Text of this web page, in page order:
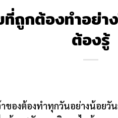
ที่ถูกต้องทำอย่า
ต้องรู้
ของต้องทำทุกวันอย่างน้อยวั